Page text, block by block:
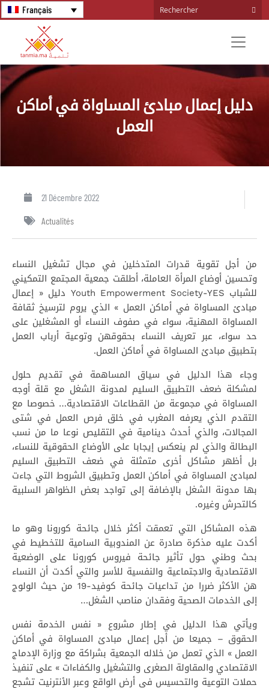
Français
دليل إعمال مبادئ المساواة في أماكن
العمل
21 Décembre 2022
Actualités
من أجل تقوية قدرات المتدخلين في مجال تشغيل النساء
وتحسين أوضاع المرأة العاملة، أطلقت جمعية المجتمع التمكيني
للشباب Youth Empowerment Society-YES دليل « إعمال
مبادئ المساواة في أماكن العمل » الذي يروم لترسيخ ثقافة
المساواة المهنية، سواء في صفوف النساء أو المشغلين على
حد سواء، عبر تعريف النساء بحقوقهن وتوعية أرباب العمل
بتطبيق مبادئ المساواة في أماكن العمل.
وجاء هذا الدليل في سياق المساهمة في تقديم حلول
لمشكلة ضعف التطبيق السليم لمدونة الشغل مع قلة أوجه
المساواة في مجموعة من القطاعات الاقتصادية… خصوصا مع
التقدم الذي يعرفه المغرب في خلق فرص العمل في شتى
المجالات، والذي أحدث دينامية في التقليص نوعا ما من نسب
البطالة والذي لم ينعكس إيجابا على الأوضاع الحقوقية للنساء،
بل أظهر مشاكل أخرى متمثلة في ضعف التطبيق السليم
لمبادئ المساواة في أماكن العمل وتطبيق الشروط التي جاءت
بها مدونة الشغل بالإضافة إلى تواجد بعض الظواهر السلبية
كالتحرش وغيره.
هذه المشاكل التي تعمقت أكثر خلال جائحة كورونا وهو ما
أكدت عليه مذكرة صادرة عن المندوبية السامية للتخطيط في
بحث وطني حول تأثير جائحة فيروس كورونا على الوضعية
الاقتصادية والاجتماعية والنفسية للأسر والتي أكدت أن النساء
هن الأكثر ضررا من تداعيات جائحة كوفيد-19 من حيث الولوج
إلى الخدمات الصحية وفقدان مناصب الشغل…
ويأتي هذا الدليل في إطار مشروع « نفس الخدمة نفس
الحقوق – جميعا من أجل إعمال مبادئ المساواة في أماكن
العمل » الذي تعمل من خلاله الجمعية بشراكة مع وزارة الإدماج
الاقتصادي والمقاولة الصغرى والتشغيل والكفاءات » على تنفيذ
حملات التوعية والتحسيس في أرض الواقع وعبر الأنترنيت تشجع